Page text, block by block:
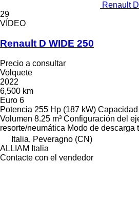
Renault
29
VÍDEO
Renault D WIDE 250
Precio a consultar
Volquete
2022
6,500 km
Euro 6
Potencia 255 Hp (187 kW)
Volumen 8.25 m³ Configuración del
resorte/neumática Modo de descarga
Italia, Peveragno (CN)
ALLIAM Italia
Contacte con el vendedor